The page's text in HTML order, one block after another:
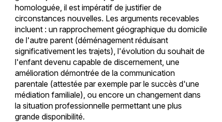
homologuée, il est impératif de justifier de
circonstances nouvelles. Les arguments recevables
incluent : un rapprochement géographique du domicile
de l'autre parent (déménagement réduisant
significativement les trajets), l'évolution du souhait de
l'enfant devenu capable de discernement, une
amélioration démontrée de la communication
parentale (attestée par exemple par le succès d'une
médiation familiale), ou encore un changement dans
la situation professionnelle permettant une plus
grande disponibilité.